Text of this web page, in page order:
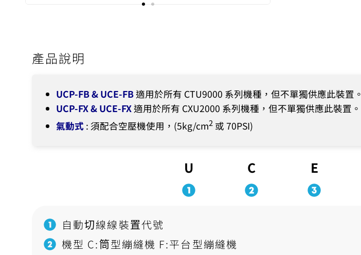
產品說明
UCP-FB & UCE-FB適用於所有 CTU9000 系列機種，但不單獨供應此裝置。
UCP-FX & UCE-FX適用於所有 CXU2000 系列機種，但不單獨供應此裝置。
氣動式 : 須配合空壓機使用，(5kg/cm2 或 70PSI)
U C E
自動切線線裝置代號
機型 C:筒型繃縫機 F:平台型繃縫機